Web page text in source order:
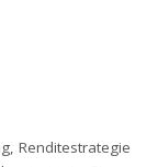
Renditestrategie